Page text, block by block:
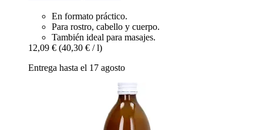
En formato práctico.
Para rostro, cabello y cuerpo.
También ideal para masajes.
12,09 € (40,30 € / l)
Entrega hasta el 17 agosto